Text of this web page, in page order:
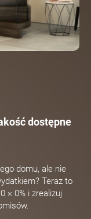
dostępne
domu, ale nie
Teraz to
× 0% i zrealizuj